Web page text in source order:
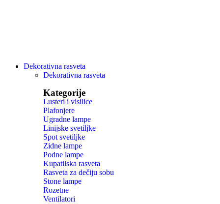
Dekorativna rasveta
Dekorativna rasveta
Kategorije
Lusteri i visilice
Plafonjere
Ugradne lampe
Linijske svetiljke
Spot svetiljke
Zidne lampe
Podne lampe
Kupatilska rasveta
Rasveta za dečiju sobu
Stone lampe
Rozetne
Ventilatori